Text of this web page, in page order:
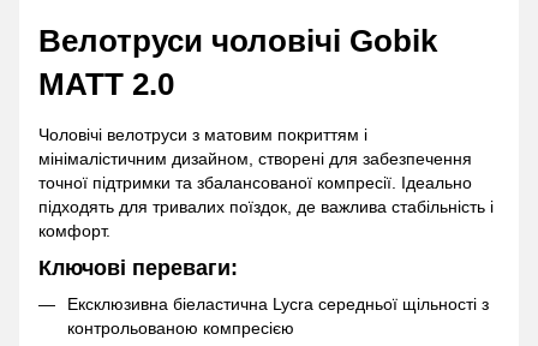
Велотруси чоловічі Gobik
MATT 2.0
Чоловічі велотруси з матовим покриттям і
мінімалістичним дизайном, створені для забезпечення
точної підтримки та збалансованої компресії. Ідеально
підходять для тривалих поїздок, де важлива стабільність і
комфорт.
Ключові переваги:
Ексклюзивна біеластична Lycra середньої щільності з
контрольованою компресією